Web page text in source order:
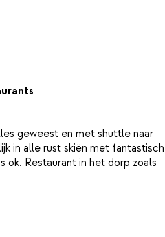
geweest en met shuttle naar
in alle rust skiën met fantastisch
ok. Restaurant in het dorp zoals